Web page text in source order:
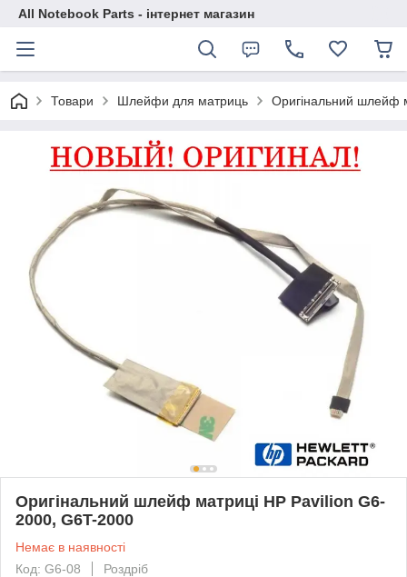
All Notebook Parts - інтернет магазин
Товари Шлейфи для матриць Оригінальний шлейф
Оригінальний шлейф матриці HP Pavilion G6-
2000, G6T-2000
Немає в наявності
Код: G6-08
Роздріб